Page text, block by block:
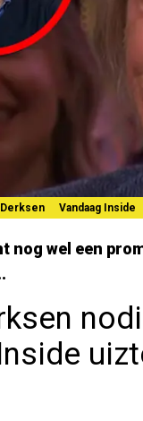
Vandaag Inside
nog wel een